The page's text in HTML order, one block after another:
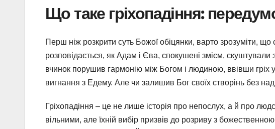
Що таке гріхопадіння:
Перш ніж розкрити суть Божої обіцянки, варто зрозуміти, що
розповідається, як Адам і Єва, спокушені змієм,
вчинок порушив гармонію між Богом і людиною, ввівши гріх
вигнання з Едему. Але чи залишив Бог своїх створінь без
Гріхопадіння – це не лише історія про непослух, а й про
вільними, але їхній вибір призвів до розриву з